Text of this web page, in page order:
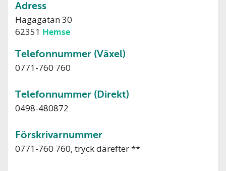
Adress
Hagagatan 30
62351 Hemse
Telefonnummer (Växel)
0771-760 760
Telefonnummer (Direkt)
0498-480872
Förskrivarnummer
0771-760 760, tryck därefter **